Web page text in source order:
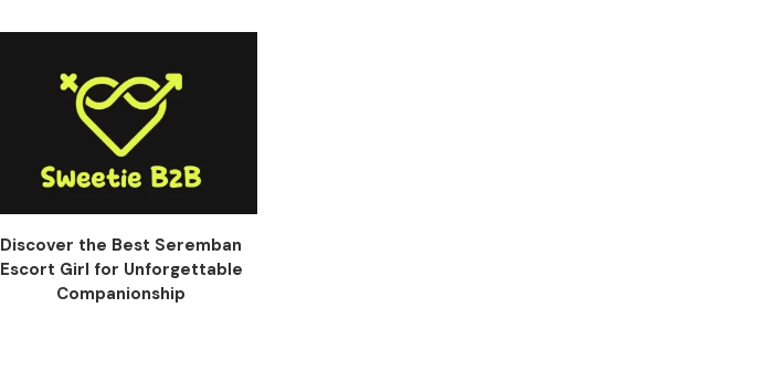
Discover the Best Seremban
Escort Girl for Unforgettable
Companionship